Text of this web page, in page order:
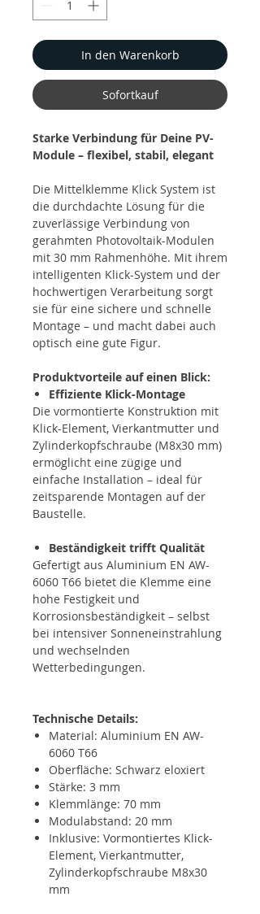
In den Warenkorb
Sofortkauf
Starke Verbindung für Deine PV-
Module – flexibel, stabil, elegant
Die Mittelklemme Klick System ist
die durchdachte Lösung für die
zuverlässige Verbindung von
gerahmten Photovoltaik-Modulen
mit 30 mm Rahmenhöhe. Mit ihrem
intelligenten Klick-System und der
hochwertigen Verarbeitung sorgt
sie für eine sichere und schnelle
Montage – und macht dabei auch
optisch eine gute Figur.
Produktvorteile auf einen Blick:
Effiziente Klick-Montage
Die vormontierte Konstruktion mit
Klick-Element, Vierkantmutter und
Zylinderkopfschraube (M8x30 mm)
ermöglicht eine zügige und
einfache Installation – ideal für
zeitsparende Montagen auf der
Baustelle.
Beständigkeit trifft Qualität
Gefertigt aus Aluminium EN AW-
6060 T66 bietet die Klemme eine
hohe Festigkeit und
Korrosionsbeständigkeit – selbst
bei intensiver Sonneneinstrahlung
und wechselnden
Wetterbedingungen.
Technische Details:
Material: Aluminium EN AW-
6060 T66
Oberfläche: Schwarz eloxiert
Stärke: 3 mm
Klemmlänge: 70 mm
Modulabstand: 20 mm
Inklusive: Vormontiertes Klick-
Element, Vierkantmutter,
Zylinderkopfschraube M8x30
mm